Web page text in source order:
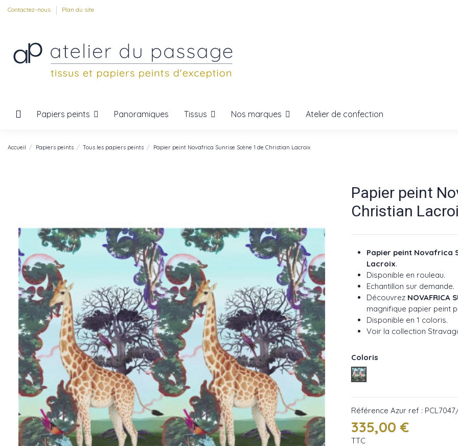
Contactez-nous Plan du site
Papiers peints Panoramiques Tissus Nos marques Atelier de confection
Accueil Papiers peints Tous les papiers peints Papier peint Novafrica Sunrise Scène 1 de Christian Lacroix
Papier peint
Christian
Papier peint Novafrica
Lacroix.
Disponible en rouleau.
Echantillon sur demande.
Découvrez NOVAFRICA
magnifique papier peint
Disponible en 1 coloris.
Voir la collection
Coloris
Azur ref : PCL7047/01
Référence Azur ref :
335,00 €
TTC